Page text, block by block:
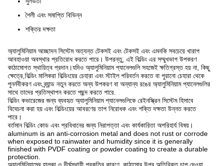
শৈলী এবং সমাপ্তি বিভিন্ন
শক্তির দক্ষতা
অ্যালুমিনিয়াম আচ্ছাদন সিস্টেম অত্যন্ত টেকসই এবং টেকসই এবং এমনকি সবচেয়ে খারাপ
আবহাওয়া অবস্থার প্রতিরোধ করতে পারে। উপরন্তু, এই বিল্ডিং এর সম্মুখভাগ উপকরণ
কাঠামোগত স্থায়িত্ব প্রদান।যদিও অ্যালুমিনিয়াম প্যানেলগুলি সহজেই ক্ষতিগ্রস্ত হয় না, কিছু
ক্ষেত্রে,বিল্ডিং মালিকরা বিল্ডিংয়ের চেহারা এবং স্টাইল পরিবর্তন করতে বা পুরানো চেহারা থেকে
পুনর্নবীকরণ এবং ব্র্যান্ড নতুন করতে অন্য উপকরণ বা অন্যান্য রঙের অ্যালুমিনিয়াম প্যানেলগুলির
সাথে তাদের প্রতিস্থাপন করতে পছন্দ করতে পারে.
বিল্ডিং কভারেজের জন্য ব্যবহৃত অ্যালুমিনিয়াম প্যানেলগুলিকে রেইনস্ক্রিন সিস্টেম হিসাবে
বিবেচনা করা হয় এবং বিল্ডিংয়ের আবরণের তাপ নিরোধক এবং শক্তি দক্ষতা উন্নত করতে
পারে।
বর্তমান বিল্ডিং কোড এবং প্রবিধানের জন্য নিরাপত্তা এবং কার্যকারিতা অপরিহার্য বিষয়।
aluminum is an anti-corrosion metal and does not rust or corrode
when exposed to rainwater and humidity since it is generally
finished with PVDF coating or powder coating to create a durable
protection.